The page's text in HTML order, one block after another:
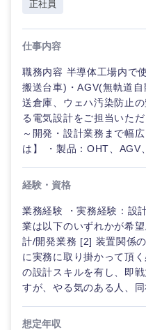
正社員
仕事内容
職務内容 半導体工場内で
搬送台車)・AGV(無軌道
送倉庫、ウェハ汚染防止
る電気設計をご担当いた
～開発・設計業務まで幅
は】 ・製品：OHT、AGV
経験・資格
業務経験 ・実務経験：設
業は以下のいずれかが希
計/開発業務 [2] 装置関係
に実務に取り掛かって頂
の設計スキルを有し、即
すが、やる気のある人、同
想定年収